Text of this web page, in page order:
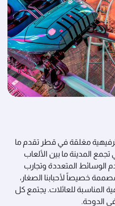
مغلقة في قطر تقدم ما
وهي تجمع المدينة ما بين الألعاب
الوسائط المتعددة وتجارب
خصيصاً لأحبابنا الصغار،
المناسبة للعائلات. يجتمع كل
الدوحة.